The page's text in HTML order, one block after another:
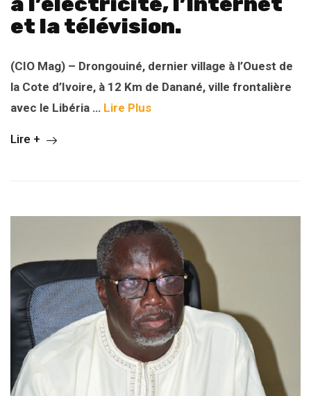
et la télévision.
(CIO Mag) – Drongouiné, dernier village à l’Ouest de
la Cote d’Ivoire, à 12 Km de Danané, ville frontalière
avec le Libéria … Lire Plus
Lire +